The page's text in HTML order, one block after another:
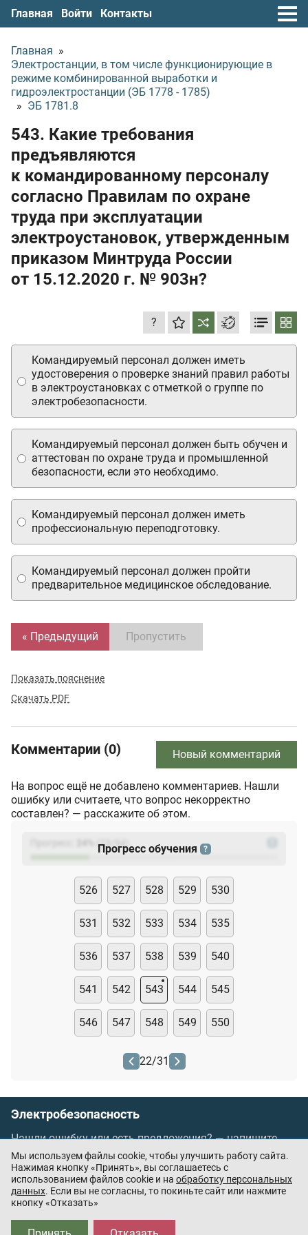
Главная Войти Контакты
Главная »
Электростанции, в том числе функционирующие в
режиме комбинированной выработки и
гидроэлектростанции (ЭБ 1778 - 1785)
» ЭБ 1781.8
543. Какие требования
предъявляются
к командированному персоналу
согласно Правилам по охране
труда при эксплуатации
электроустановок, утвержденным
приказом Минтруда России
от 15.12.2020 г. № 903н?
?
Командируемый персонал должен иметь
профессиональную переподготовку.
Командируемый персонал должен иметь
удостоверения о проверке знаний правил работы
в электроустановках с отметкой о группе по
электробезопасности.
Командируемый персонал должен быть обучен и
аттестован по охране труда и промышленной
безопасности, если это необходимо.
Командируемый персонал должен пройти
предварительное медицинское обследование.
« Предыдущий Пропустить
Показать пояснение
Скачать PDF
Комментарии (0) Новый комментарий
На вопрос ещё не добавлено комментариев. Нашли
ошибку или считаете, что вопрос некорректно
составлен? — расскажите об этом.
(23
Прогресс обучения ?
526 527 528 529 530
531 532 533 534 535
536 537 538 539 540
541 542 543 544 545
546 547 548 549 550
22/31
Электробезопасность
Нашли ошибку или есть предложения? —напишите
нам
Порядок проведения оплаты по банковским
картам/Цены/Оферта
Приложения партнёров:
Мы используем файлы cookie, чтобы улучшить работу сайта.
Нажимая кнопку «Принять», вы соглашаетесь с
использованием файлов cookie и на обработку персональных
данных. Если вы не согласны, то покиньте сайт или нажмите
кнопку «Отказать»